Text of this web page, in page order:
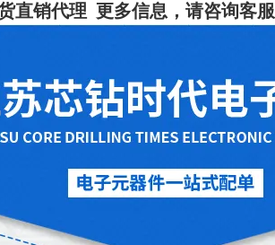
直销代理 更多信息，请咨询客服